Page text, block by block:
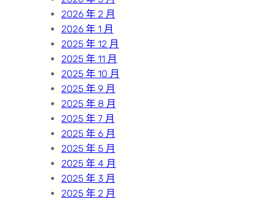
2026 年 2 月
2026 年 1 月
2025 年 12 月
2025 年 11 月
2025 年 10 月
2025 年 9 月
2025 年 8 月
2025 年 7 月
2025 年 6 月
2025 年 5 月
2025 年 4 月
2025 年 3 月
2025 年 2 月